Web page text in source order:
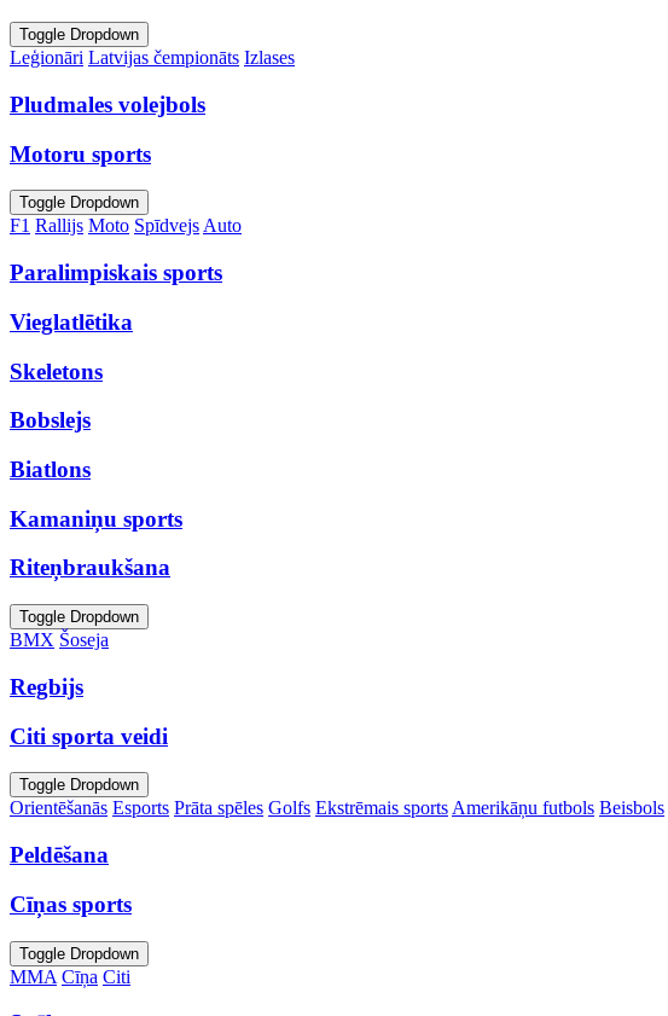
Toggle Dropdown
Leģionāri Latvijas čempionāts Izlases
Pludmales volejbols
Motoru sports
Toggle Dropdown
F1 Rallijs Moto SpīdvejsAuto
Paralimpiskais sports
Vieglatlētika
Skeletons
Bobslejs
Biatlons
Kamaniņu sports
Riteņbraukšana
Toggle Dropdown
BMX Šoseja
Regbijs
Citi sporta veidi
Toggle Dropdown
Orientēšanās Esports Prāta spēles Golfs Ekstrēmais sports Amerikāņu futbols Beisbols
Peldēšana
Cīņas sports
Toggle Dropdown
MMA Cīņa Citi